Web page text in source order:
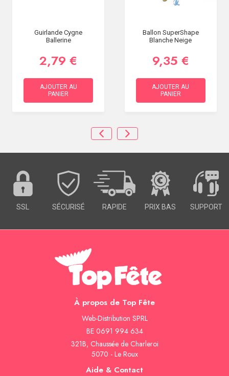
Guirlande Cygne
Ballerine
2,79 €
AJOUTER AU
PANIER
Ballon SuperShape
Blanche Neige
9,35 €
AJOUTER AU
PANIER
SSL SÉCURISÉ RAPIDE PRIX BAS SUPPORT
À propos de Top Fête
Web-Distribution SPRL
BE 0691 994 634
321B, Chaussée de Charleroi
5070 - Le Roux
Aide & Contact